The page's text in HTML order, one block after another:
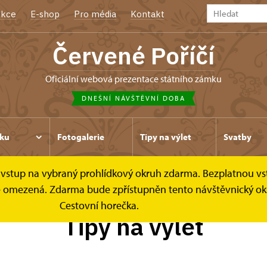
E-shop Pro média Kontakt
Červené Poříčí
oficiální webová prezentace státního zámku
DNEŠNÍ NÁVŠTĚVNÍ DOBA
Fotogalerie Tipy na výlet Svatby
na vybraný prohlídkový okruh zdarma. Bezplatnou
Zdarma bude zpřístupněn tento návštěvnický
Cestovní horečka.
Tipy na výlet